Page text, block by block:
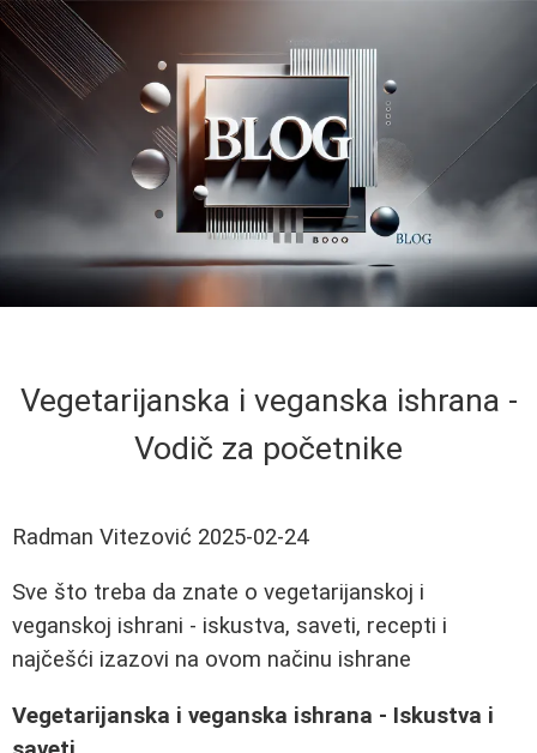
Vegetarijanska i veganska ishrana -
Vodič za početnike
Radman Vitezović 2025-02-24
Sve što treba da znate o vegetarijanskoj i
veganskoj ishrani - iskustva, saveti, recepti i
najčešći izazovi na ovom načinu ishrane
Vegetarijanska i veganska ishrana - Iskustva i